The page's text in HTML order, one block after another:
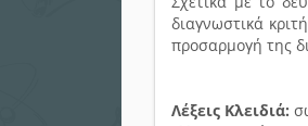
διαγνωστικά
προσαρμογή της
Λέξεις Κλειδιά: